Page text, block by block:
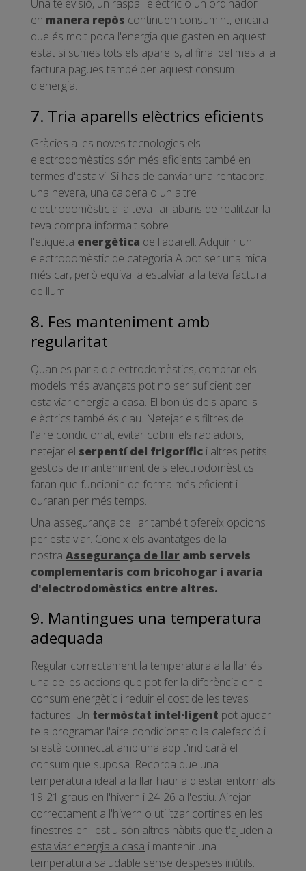
Una televisió, un raspall elèctric o un ordinador
en manera repòs continuen consumint, encara
que és molt poca l'energia que gasten en aquest
estat si sumes tots els aparells, al final del mes a la
factura pagues també per aquest consum
d'energia.
7. Tria aparells elèctrics eficients
Gràcies a les noves tecnologies els
electrodomèstics són més eficients també en
termes d'estalvi. Si has de canviar una rentadora,
una nevera, una caldera o un altre
electrodomèstic a la teva llar abans de realitzar la
teva compra informa't sobre
l'etiqueta energètica de l'aparell. Adquirir un
electrodomèstic de categoria A pot ser una mica
més car, però equival a estalviar a la teva factura
de llum.
8. Fes manteniment amb
regularitat
Quan es parla d'electrodomèstics, comprar els
models més avançats pot no ser suficient per
estalviar energia a casa. El bon ús dels aparells
elèctrics també és clau. Netejar els filtres de
l'aire condicionat, evitar cobrir els radiadors,
netejar el serpentí del frigorífic i altres petits
gestos de manteniment dels electrodomèstics
faran que funcionin de forma més eficient i
duraran per més temps.
Una assegurança de llar també t'ofereix opcions
per estalviar. Coneix els avantatges de la
nostra Assegurança de llar amb serveis
complementaris com bricohogar i avaria
d'electrodomèstics entre altres.
9. Mantingues una temperatura
adequada
Regular correctament la temperatura a la llar és
una de les accions que pot fer la diferència en el
consum energètic i reduir el cost de les teves
factures. Un termòstat intel·ligent pot ajudar-
te a programar l'aire condicionat o la calefacció i
si està connectat amb una app t'indicarà el
consum que suposa. Recorda que una
temperatura ideal a la llar hauria d'estar entorn als
19-21 graus en l'hivern i 24-26 a l'estiu. Airejar
correctament a l'hivern o utilitzar cortines en les
finestres en l'estiu són altres hàbits que t'ajuden a
estalviar energia a casa i mantenir una
temperatura saludable sense despeses inútils.